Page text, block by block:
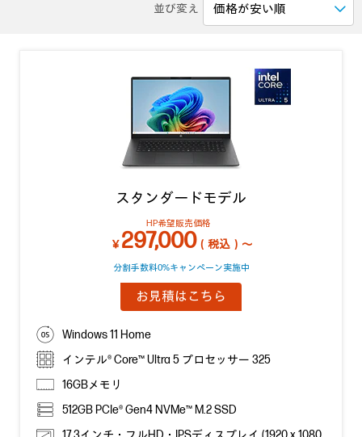
並び変え
スタンダードモデル
HP希望販売価格
￥297,000（税込）～
分割手数料0%キャンペーン実施中
お見積はこちら
Windows 11 Home
インテル® Core™ Ultra 5 プロセッサー 325
16GBメモリ
512GB PCIe® Gen4 NVMe™ M.2 SSD